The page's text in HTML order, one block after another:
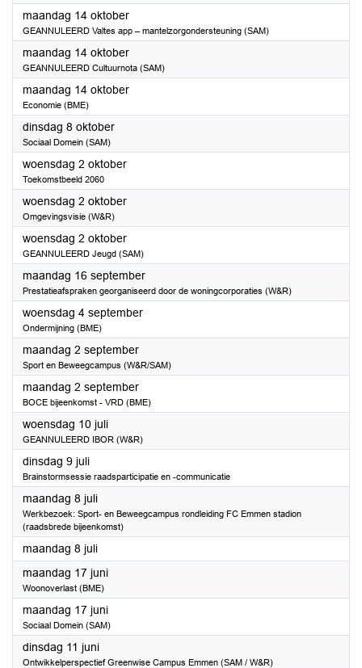
maandag 14 oktober2024
GEANNULEERD Valtes app – mantelzorgondersteuning (SAM)
maandag 14 oktober2024
GEANNULEERD Cultuurnota (SAM)
maandag 14 oktober2024
Economie (BME)
dinsdag 8 oktober2024
Sociaal Domein (SAM)
woensdag 2 oktober2024
Toekomstbeeld 2060
woensdag 2 oktober2024
Omgevingsvisie (W&R)
woensdag 2 oktober2024
GEANNULEERD Jeugd (SAM)
maandag 16 september2024
Prestatieafspraken georganiseerd door de woningcorporaties (W&R)
woensdag 4 september2024
Ondermijning (BME)
maandag 2 september2024
Sport en Beweegcampus (W&R/SAM)
maandag 2 september2024
BOCE bijeenkomst - VRD (BME)
woensdag 10 juli2024
GEANNULEERD IBOR (W&R)
dinsdag 9 juli2024
Brainstormsessie raadsparticipatie en -communicatie
maandag 8 juli2024
Werkbezoek: Sport- en Beweegcampus rondleiding FC Emmen stadion
(raadsbrede bijeenkomst)
maandag 8 juli2024
maandag 17 juni2024
Woonoverlast (BME)
maandag 17 juni2024
Sociaal Domein (SAM)
dinsdag 11 juni2024
Ontwikkelperspectief Greenwise Campus Emmen (SAM / W&R)